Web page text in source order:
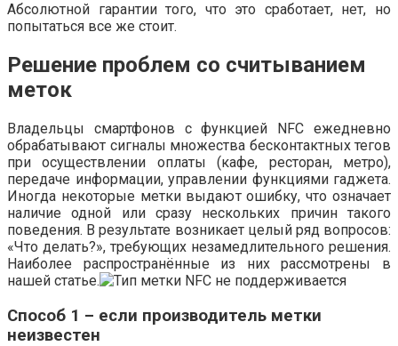
Абсолютной гарантии того, что это сработает, нет, но
попытаться все же стоит.
Решение проблем со считыванием
меток
Владельцы смартфонов с функцией NFC ежедневно
обрабатывают сигналы множества бесконтактных тегов
при осуществлении оплаты (кафе, ресторан, метро),
передаче информации, управлении функциями гаджета.
Иногда некоторые метки выдают ошибку, что означает
наличие одной или сразу нескольких причин такого
поведения. В результате возникает целый ряд вопросов:
«Что делать?», требующих незамедлительного решения.
Наиболее распространённые из них рассмотрены в
нашей статье.
Способ 1 – если производитель метки
неизвестен